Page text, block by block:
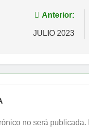
Anterior:
JULIO 2023
no será publicada.